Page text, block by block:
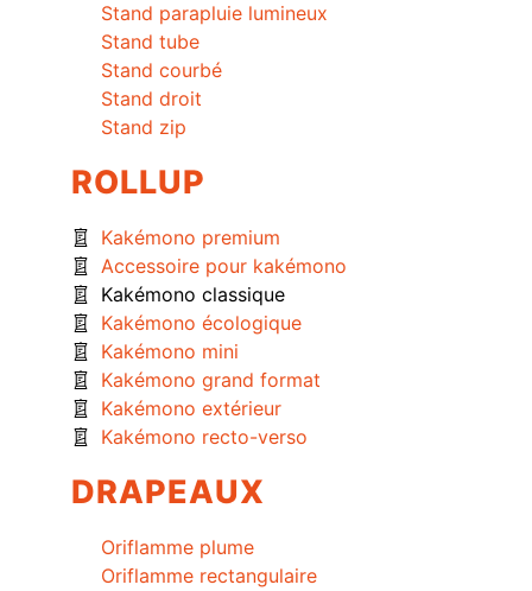
Stand parapluie lumineux
Stand tube
Stand courbé
Stand droit
Stand zip
ROLLUP
Kakémono premium
Accessoire pour kakémono
Kakémono classique
Kakémono écologique
Kakémono mini
Kakémono grand format
Kakémono extérieur
Kakémono recto-verso
DRAPEAUX
Oriflamme plume
Oriflamme rectangulaire